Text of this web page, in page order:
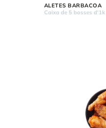
ALETES BARBACOA
Caixa de 5 bosses d'1k